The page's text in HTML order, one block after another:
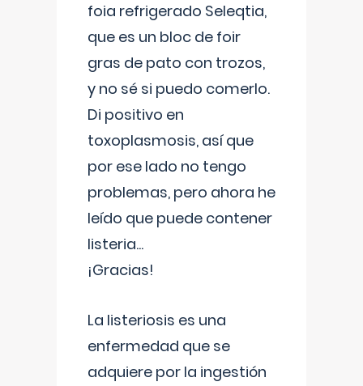
foia refrigerado Seleqtia,
que es un bloc de foir
gras de pato con trozos,
y no sé si puedo comerlo.
Di positivo en
toxoplasmosis, así que
por ese lado no tengo
problemas, pero ahora he
leído que puede contener
listeria...
¡Gracias!
La listeriosis es una
enfermedad que se
adquiere por la ingestión